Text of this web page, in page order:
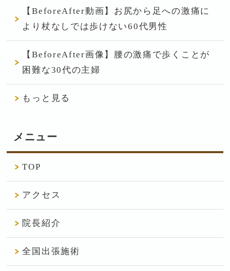
【BeforeAfter動画】お尻から足への激痛に
より杖なしでは歩けない60代男性
【BeforeAfter画像】腰の激痛で歩くことが
困難な30代の主婦
もっと見る
メニュー
TOP
アクセス
院長紹介
全国出張施術